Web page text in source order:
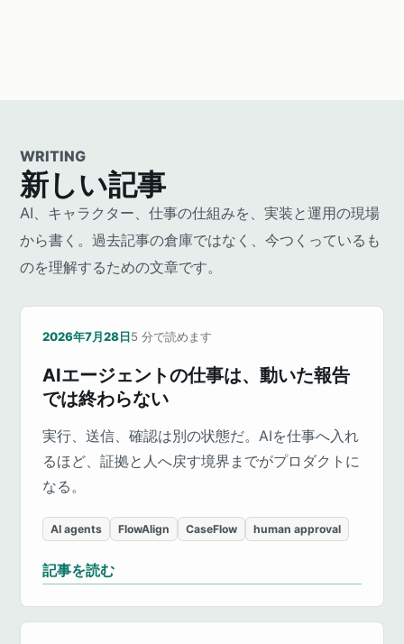
WRITING
新しい記事
AI、キャラクター、仕事の仕組みを、実装と運用の現場
から書く。過去記事の倉庫ではなく、今つくっているも
のを理解するための文章です。
2026年7月28日5 分で読めます
AIエージェントの仕事は、動いた報告
では終わらない
実行、送信、確認は別の状態だ。AIを仕事へ入れ
るほど、証拠と人へ戻す境界までがプロダクトに
なる。
AI agents FlowAlign CaseFlow human approval
記事を読む